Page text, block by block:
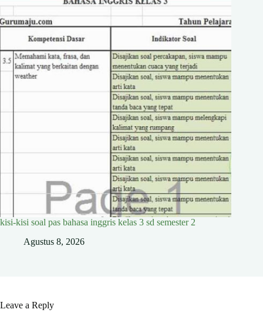
kisi-kisi soal pas bahasa inggris kelas 3 sd semester 2
Agustus 8, 2026
Leave a Reply